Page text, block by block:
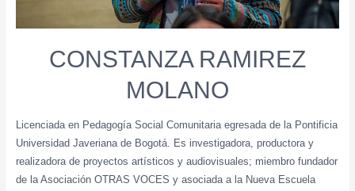
CONSTANZA RAMIREZ
MOLANO
Licenciada en Pedagogía Social Comunitaria egresada de la Pontificia
Universidad Javeriana de Bogotá. Es investigadora, productora y
realizadora de proyectos artísticos y audiovisuales; miembro fundador
de la Asociación OTRAS VOCES y asociada a la Nueva Escuela